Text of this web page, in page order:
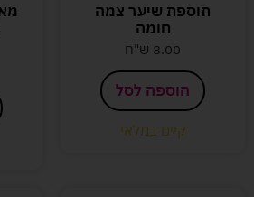
תוספת שיער צמה
חומה
8.00 ש"ח
הוספה לסל
קיים במלאי